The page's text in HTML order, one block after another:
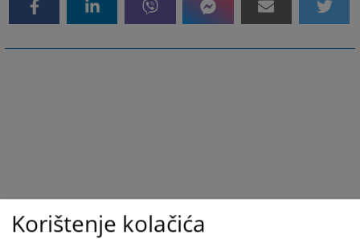
Korištenje kolačića